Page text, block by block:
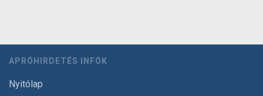
APRÓHIRDETÉS INFÓK
Nyitólap